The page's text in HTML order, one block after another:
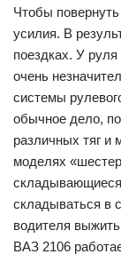
Чтобы
усилия. В
поездках. У
очень
системы
обычное дело,
различных тяг и
моделях
складываться в
водителя
ВАЗ 2106